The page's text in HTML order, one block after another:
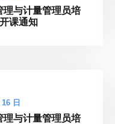
理与计量管理员培
课通知
日
理与计量管理员培